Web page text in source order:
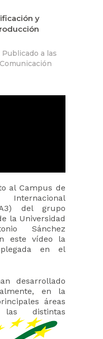
y
Publicado a las
Comunicación
al Campus de
del grupo
la Universidad
Sánchez
este vídeo la
en el
desarrollado
en la
áreas
distintas